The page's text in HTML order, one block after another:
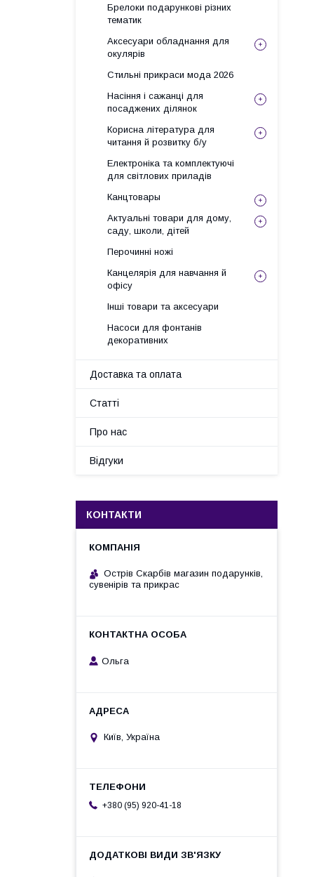
Брелоки подарункові різних
тематик
Аксесуари обладнання для
окулярів
Стильні прикраси мода 2026
Насіння і сажанці для
посаджених ділянок
Корисна література для
читання й розвитку б/у
Електроніка та комплектуючі
для світлових приладів
Канцтовары
Актуальні товари для дому,
саду, школи, дітей
Перочинні ножі
Канцелярія для навчання й
офісу
Інші товари та аксесуари
Насоси для фонтанів
декоративних
Доставка та оплата
Статті
Про нас
Відгуки
КОНТАКТИ
Острів Скарбів магазин подарунків,
сувенірів та прикрас
Ольга
Київ, Україна
+380 (95) 920-41-18